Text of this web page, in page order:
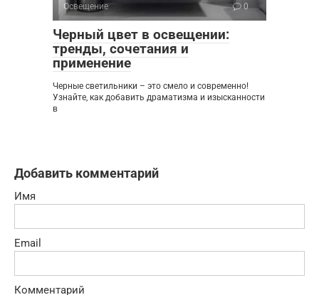
Освещение 0
Черный цвет в освещении:
тренды, сочетания и
применение
Черные светильники – это смело и современно!
Узнайте, как добавить драматизма и изысканности
в
Добавить комментарий
Имя
Email
Комментарий